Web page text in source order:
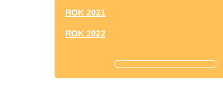
ROK 2021
ROK 2022